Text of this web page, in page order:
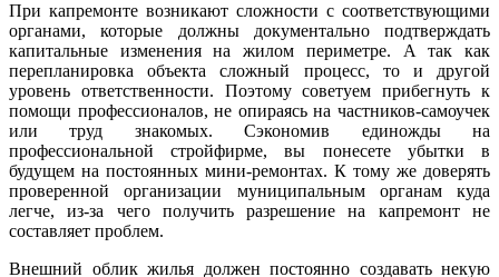
При капремонте возникают сложности с соответствующими
органами, которые должны документально подтверждать
капитальные изменения на жилом периметре. А так как
перепланировка объекта сложный процесс, то и другой
уровень ответственности. Поэтому советуем прибегнуть к
помощи профессионалов, не опираясь на частников-самоучек
или труд знакомых. Сэкономив единожды на
профессиональной стройфирме, вы понесете убытки в
будущем на постоянных мини-ремонтах. К тому же доверять
проверенной организации муниципальным органам куда
легче, из-за чего получить разрешение на капремонт не
составляет проблем.
Внешний облик жилья должен постоянно создавать некую